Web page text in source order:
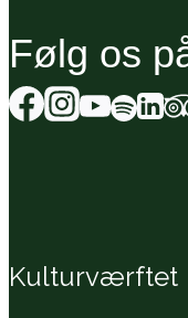
Følg os
Kulturværftet